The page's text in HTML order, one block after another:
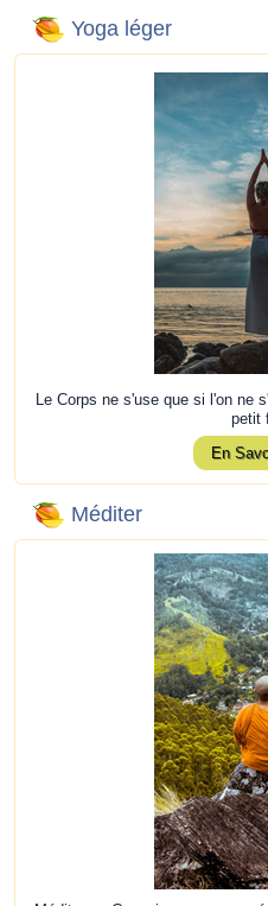
Yoga léger
Le Corps ne s'use que si l'on ne
petit
En
Méditer